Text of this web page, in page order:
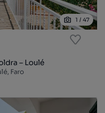
1 / 47
– Loulé
Faro